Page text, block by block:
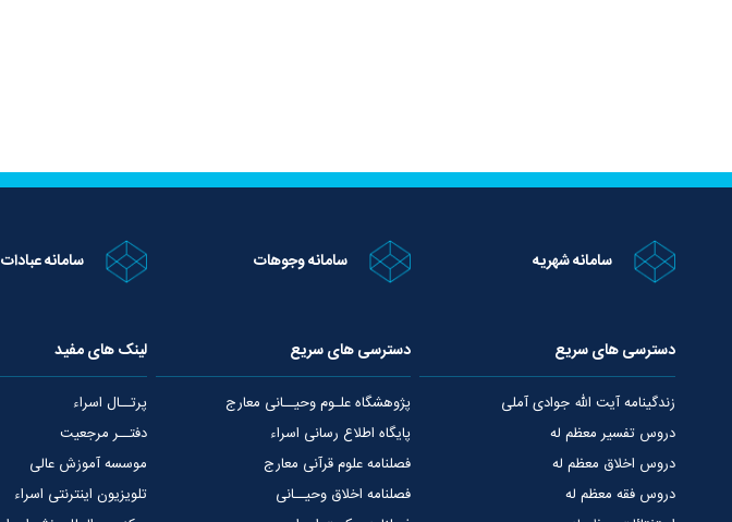
سامانه شهریه سامانه وجوهات سامانه عبادات
دسترسی های سریع
زندگینامه آیت الله جوادی آملی
دروس تفسیر معظم له
دروس اخلاق معظم له
دروس فقه معظم له
دسترسی های سریع
پژوهشگاه علـوم وحیــانی معارج
پایگاه اطلاع رسانی اسراء
فصلنامه علوم قرآنی معارج
فصلنامه اخلاق وحیــانی
لینک های مفید
پرتــال اسراء
دفتــر مرجعیت
موسسه آموزش عالی
تلویزیون اینترنتی اسراء